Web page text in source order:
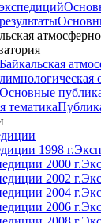
экспедиций
результаты
Байкальская
лимнологическая
Основные
тематика
1998 г.
2000 г.
2002 г.
2004 г.
2006 г.